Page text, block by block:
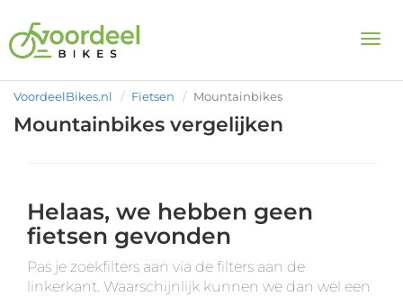
VoordeelBikes.nl Fietsen Mountainbikes
Mountainbikes vergelijken
Helaas, we hebben geen
fietsen gevonden
Pas je zoekfilters aan via de filters aan de
linkerkant. Waarschijnlijk kunnen we dan wel een